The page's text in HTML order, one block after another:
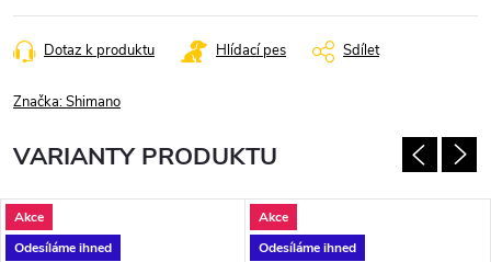
Dotaz k produktu Hlídací pes Sdílet
Značka:Shimano
VARIANTY PRODUKTU
Akce
Odesíláme ihned
Akce
Odesíláme ihned